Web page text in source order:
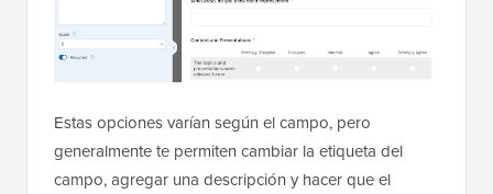
Estas opciones varían según el campo, pero
generalmente te permiten cambiar la etiqueta del
campo, agregar una descripción y hacer que el